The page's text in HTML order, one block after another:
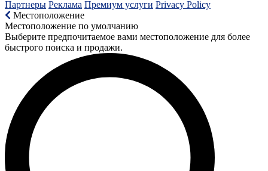
Партнеры Реклама Премиум услуги Privacy Policy
Местоположение
Местоположение по умолчанию
Выберите предпочитаемое вами местоположение для более
быстрого поиска и продажи.